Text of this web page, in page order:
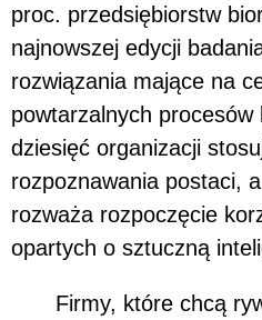
proc. przedsiębiorstw
najnowszej edycji
rozwiązania mające na
powtarzalnych
dziesięć organizacji
rozpoznawania postaci,
rozważa rozpoczęcie
opartych o sztuczną
Firmy, które chcą